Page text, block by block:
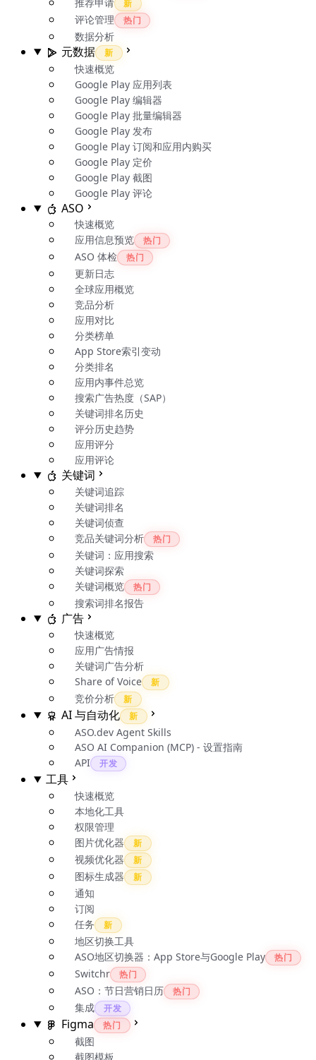
新
评论管理 热门
数据分析
元数据 新
快速概览
Google Play 应用列表
Google Play 编辑器
Google Play 批量编辑器
Google Play 发布
Google Play 订阅和应用内购买
Google Play 定价
Google Play 截图
Google Play 评论
ASO
快速概览
应用信息预览
热门
ASO 体检 热门
更新日志
全球应用概览
竞品分析
应用对比
分类榜单
App Store索引变动
分类排名
应用内事件总览
搜索广告热度（SAP）
关键词排名历史
评分历史趋势
应用评分
应用评论
关键词
关键词追踪
关键词排名
关键词侦查
竞品关键词分析
热门
关键词：应用搜索
关键词探索
关键词概览
热门
搜索词排名报告
广告
快速概览
应用广告情报
关键词广告分析
Share of Voice
新
竞价分析 新
AI 与自动化 新
ASO.dev Agent Skills
ASO AI Companion (MCP) - 设置指南
API
开发
工具
快速概览
本地化工具
权限管理
图片优化器
新
视频优化器 新
图标生成器 新
通知
订阅
任务
新
地区切换工具
ASO地区切换器：App Store与Google Play
热门
Switchr 热门
ASO：节日营销日历 热门
集成 开发
Figma 热门
截图
截图模板